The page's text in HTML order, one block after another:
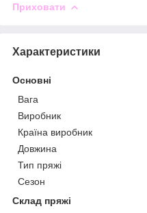
Приховати
Характеристики
Основні
Вага
Виробник
Країна виробник
Довжина
Тип пряжі
Сезон
Склад пряжі